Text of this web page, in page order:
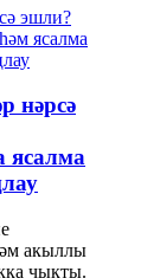
нәрсә
ясалма
акыллы
чыкты.